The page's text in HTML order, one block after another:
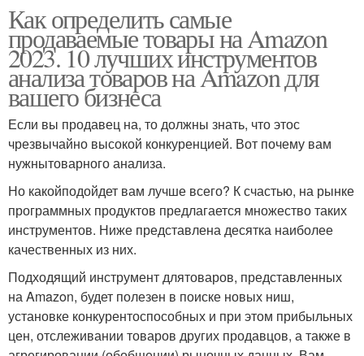
Как определить самые
продаваемые товары на Amazon
2023. 10 лучших инструментов
анализа товаров на Amazon для
вашего бизнеса
Если вы продавец на, то должны знать, что этос
чрезвычайно высокой конкуренцией. Вот почему вам
нужнытоварного анализа.
Но какойподойдет вам лучше всего? К счастью, на рынке
программных продуктов предлагается множество таких
инструментов. Ниже представлена десятка наиболее
качественных из них.
Подходящий инструмент длятоваров, представленных
на Amazon, будет полезен в поиске новых ниш,
установке конкурентоспособных и при этом прибыльных
цен, отслеживании товаров других продавцов, а также в